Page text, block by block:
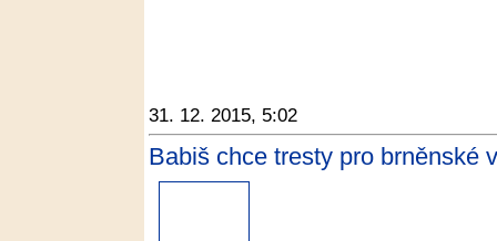
31. 12. 2015, 5:02
Babiš chce tresty pro brněnské